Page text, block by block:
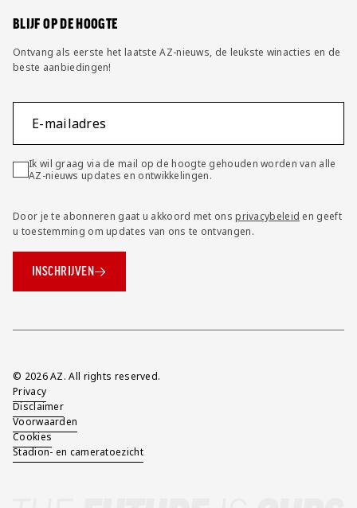
BLIJF OP DE HOOGTE
Ontvang als eerste het laatste AZ-nieuws, de leukste winacties en de
beste aanbiedingen!
E-mailadres
Ik wil graag via de mail op de hoogte gehouden worden van alle
AZ-nieuws updates en ontwikkelingen.
Door je te abonneren gaat u akkoord met onsprivacybeleid en geeft
u toestemming om updates van ons te ontvangen.
INSCHRIJVEN
Overig
© 2026 AZ. All rights reserved.
Privacy
Disclaimer
Voorwaarden
Cookies
Stadion- en cameratoezicht